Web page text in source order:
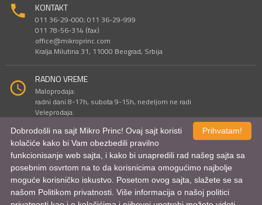
KONTAKT
011 36-29-000; 011 36-29-999
011 78-56-314 (fax)
office@mikroprinc.com
Kralja Milutina 31, 11000 Beograd, Srbija
RADNO VREME
Maloprodaja:
radni dani 8-17h, subota 9-15h, nedeljom ne radi
Veleprodaja:
Sve cene su iskazane u dinarima. PDV je uračunat u cenu.
© Mikro Princ 1999 - 2026. Sva prava su zadržana.
Kreirao *nbgcreator |Izdrada Internet prodavnice ,Izrada sajtaimobilnih
aplikacija iSEO optimizacija
Prihvatam!
Dobrodošli na sajt Mikro Princ! Ovaj sajt koristi
kolačiće kako bi Vam obezbedili pravilno
funkcionisanje web sajta, i kako bi unapredili rad našeg sajta sa
posebnim osvrtom na to da korisnicima omogućimo najbolje
moguće korisničko iskustvo. Posetom ovog sajta, slažete se sa
našom Politikom privatnosti. Više informacija o našoj politici